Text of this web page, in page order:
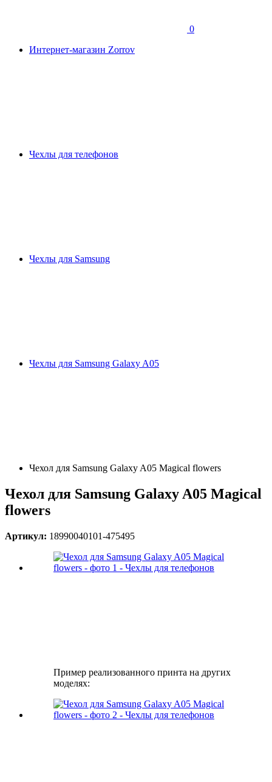
0
Интернет-магазин Zorrov
Чехлы для телефонов
Чехлы для Samsung
Чехлы для Samsung Galaxy A05
Чехол для Samsung Galaxy A05 Magical flowers
Чехол для Samsung Galaxy A05 Magical
flowers
Артикул: 18990040101-475495
Пример реализованного принта на других
моделях: